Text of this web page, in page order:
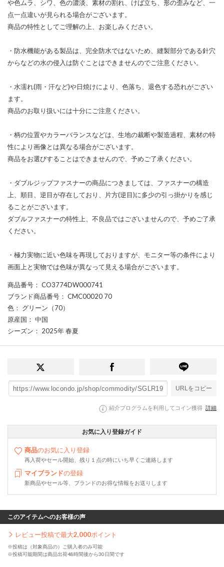
や色ムラ、シワ、色の濃淡、素材の割れ、けば立ち、形の歪みなど、一
点一点違いが見られる場合がございます。
商品の特性としてご理解の上、お楽しみください。
・防水機能がある製品は、完全防水ではないため、縫製部分である針穴
からなどの水の侵入は防ぐことはできませんのでご注意ください。
・水濡れ(雨・汗など)や日焼けにより、色落ち、退色する恐れがござい
ます。
商品のお取り扱いには十分にご注意ください。
・柄の位置やカラーバランスなどは、生地の裁断や製造過程、素材の特
性により画像とは異なる場合がございます。
商品をお選びすることはできませんので、予めご了承ください。
・ダブルジップファスナーの商品につきましては、ファスナーの構造
上、順目、逆目が存在しており、片方(逆目)に多少の引っ掛かりを感じ
ることがございます。
ダブルファスナーの特性上、不良品ではございませんので、予めご了承
ください。
・極力実物に近い色味を再現しておりますが、モニター等の条件により
画面上と実物では色味が異なって見える場合がございます。
商品番号 ： CO3774DW000741
ブランド商品番号 ： CMC00020 70
色 ： グリーン（70）
原産国 ： 中国
シーズン ： 2025年 春夏
URLをコピー
紹介プログラムを利用してコイン獲得 詳細
お気に入り登録ガイド
商品のお気に入り登録
再入荷やセール開始、残り１点の時にいち早くご連絡します
マイブランドの登録
新商品やセール等、ブランドのお得な情報をお送りします
このアイテムへのお客様の声
レビュー投稿で最大2,000ポイント
※投稿は（対象商品の）ご購入者のみ可能
※投稿可能期間は商品出荷48時間後から30日間です